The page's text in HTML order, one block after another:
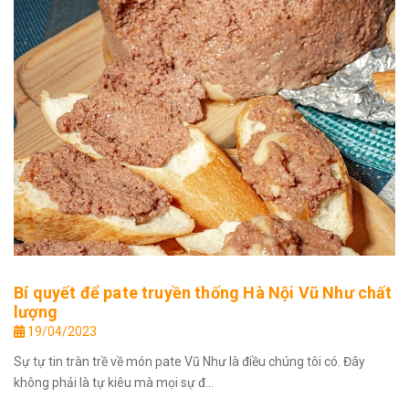
Bí quyết để pate truyền thống Hà Nội Vũ Như chất
lượng
19/04/2023
Sự tự tin tràn trề về món pate Vũ Như là điều chúng tôi có. Đây
không phải là tự kiêu mà mọi sự đ...